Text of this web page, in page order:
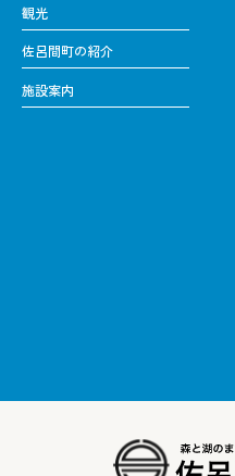
観光
佐呂間町の紹介
施設案内